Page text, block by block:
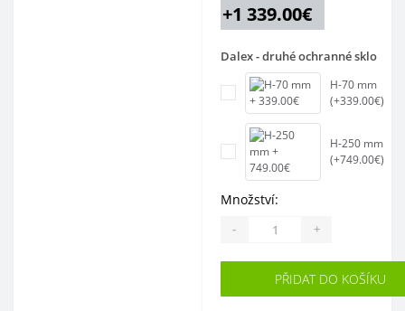
+1 339.00€
Dalex - druhé ochranné sklo
H-70 mm
(+339.00€)
H-250 mm
(+749.00€)
Množství:
- +
PŘIDAT DO KOŠÍKU